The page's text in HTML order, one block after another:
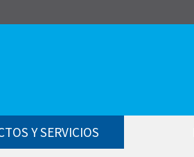
Y SERVICIOS